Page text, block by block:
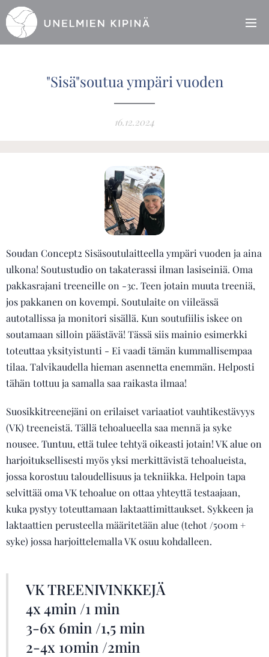
"Sisä"soutua ympäri vuoden
16.12.2024
Soudan Concept2 Sisäsoutulaitteella ympäri vuoden ja aina
ulkona! Soutustudio on takaterassi ilman lasiseiniä. Oma
pakkasrajani treeneille on -3c. Teen jotain muuta treeniä,
jos pakkanen on kovempi. Soutulaite on viileässä
autotallissa ja monitori sisällä. Kun soutufiilis iskee on
soutamaan silloin päästävä! Tässä siis mainio esimerkki
toteuttaa yksityistunti - Ei vaadi tämän kummallisempaa
tilaa. Talvikaudella hieman asennetta enemmän. Helposti
tähän tottuu ja samalla saa raikasta ilmaa!
Suosikkitreenejäni on erilaiset variaatiot vauhtikestävyys
(VK) treeneistä. Tällä tehoalueella saa mennä ja syke
nousee. Tuntuu, että tulee tehtyä oikeasti jotain! VK alue on
harjoituksellisesti myös yksi merkittävistä tehoalueista,
jossa korostuu taloudellisuus ja tekniikka. Helpoin tapa
selvittää oma VK tehoalue on ottaa yhteyttä testaajaan,
kuka pystyy toteuttamaan laktaattimittaukset. Sykkeen ja
laktaattien perusteella määritetään alue (tehot /500m +
syke) jossa harjoittelemalla VK osuu kohdalleen.
VK TREENIVINKKEJÄ
4x 4min /1 min
3-6x 6min /1,5 min
2-4x 10min /2min